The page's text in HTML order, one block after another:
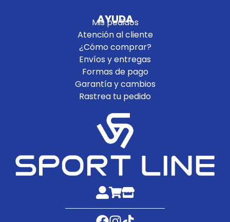
AYUDA
Mis pedidos
Atención al cliente
¿Cómo comprar?
Envíos y entregas
Formas de pago
Garantía y cambios
Rastrea tu pedido